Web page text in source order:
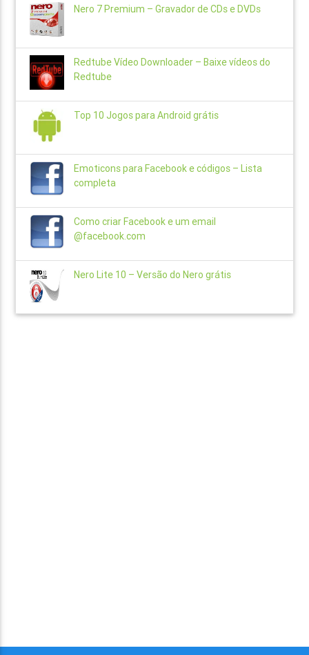
Nero 7 Premium – Gravador de CDs e DVDs
Redtube Vídeo Downloader – Baixe vídeos do
Redtube
Top 10 Jogos para Android grátis
Emoticons para Facebook e códigos – Lista
completa
Como criar Facebook e um email
@facebook.com
Nero Lite 10 – Versão do Nero grátis